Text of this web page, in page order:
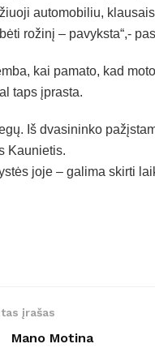
automobiliu,
rožinį – pavyksta“,-
kai pamato, kad
taps įprasta.
Iš dvasininko
Kaunietis.
joje – galima skirti
įrašas
Mano Motina